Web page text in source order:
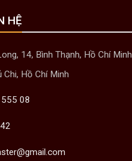
HỆ
14, Bình Thạnh, Hồ Chí Minh
Hồ Chí Minh
08